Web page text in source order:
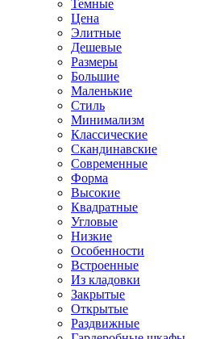
Темные
Цена
Элитные
Дешевые
Размеры
Большие
Маленькие
Стиль
Минимализм
Классические
Скандинавские
Современные
Форма
Высокие
Квадратные
Угловые
Низкие
Особенности
Встроенные
Из кладовки
Закрытые
Открытые
Раздвижные